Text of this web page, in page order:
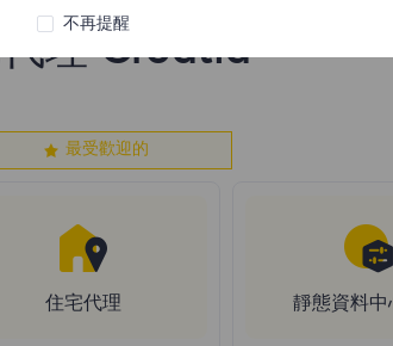
理 Croatia
最受歡迎的
住宅代理 靜態資料中
不再提醒